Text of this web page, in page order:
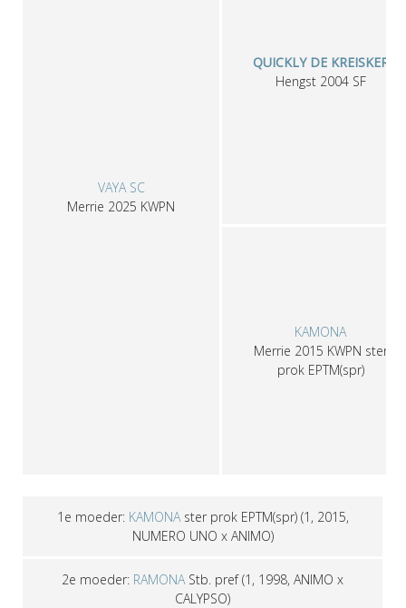
VAYA SC
Merrie 2025 KWPN
QUICKLY DE KREISKER
Hengst 2004 SF
KAMONA
Merrie 2015 KWPN ster
prok EPTM(spr)
1e moeder: KAMONA ster prok EPTM(spr) (1, 2015,
NUMERO UNO x ANIMO)
2e moeder: RAMONA Stb. pref (1, 1998, ANIMO x
CALYPSO)